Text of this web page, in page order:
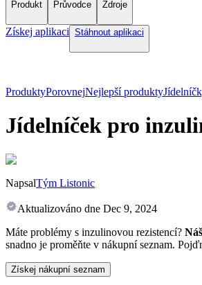
Produkt Průvodce Zdroje
Získej aplikaci Stáhnout aplikaci
ProduktyPorovnejNejlepší produkty
Jídelníček pro
NapsalTým Listonic
Aktualizováno dne Dec 9, 2024
Máte problémy s inzulinovou rezistencí?
snadno je proměňte v nákupní seznam.
Získej nákupní seznam